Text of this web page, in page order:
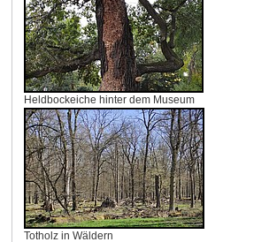
Heldbockeiche hinter dem Museum
Totholz in Wäldern